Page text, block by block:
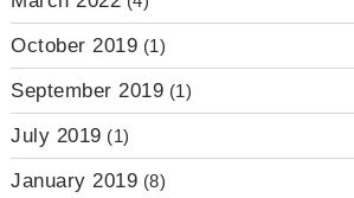
October 2019 (1)
September 2019 (1)
July 2019 (1)
January 2019 (8)